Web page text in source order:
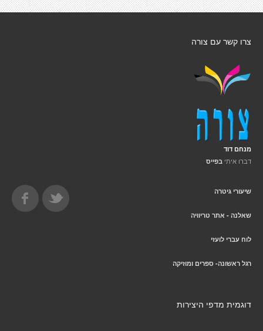
צרו קשר עם צורה
מנחם דוד
דברו איתי בפייס
שיעורי גיטרה
שאלנה - אתר טריוויה
לוח עברי לועזי
רגל ראשונה- ספרים ומוזיקה
דוגמית מדפי היצירות